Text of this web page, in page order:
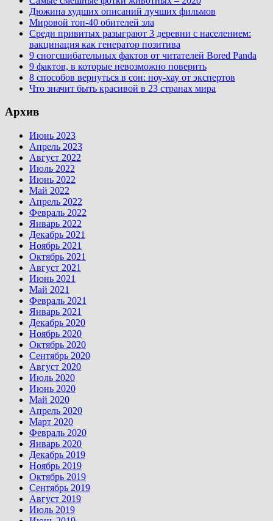
Дюжина худших описаний лучших фильмов
Мировой топ-40 обителей зла
Среди привитых разыграют 3 деревни с населением:
вакцинация как генератор позитива
9 сногсшибательных фактов от читателей Bored Panda
9 фактов, в которые невозможно поверить
8 способов вернуться в сон: ноу-хау от экспертов
Что значит быть красивой в 23 странах мира
Архив
Июнь 2023
Апрель 2023
Август 2022
Июль 2022
Июнь 2022
Май 2022
Апрель 2022
Февраль 2022
Январь 2022
Декабрь 2021
Ноябрь 2021
Октябрь 2021
Август 2021
Июнь 2021
Май 2021
Февраль 2021
Январь 2021
Декабрь 2020
Ноябрь 2020
Октябрь 2020
Сентябрь 2020
Август 2020
Июль 2020
Июнь 2020
Май 2020
Апрель 2020
Март 2020
Февраль 2020
Январь 2020
Декабрь 2019
Ноябрь 2019
Октябрь 2019
Сентябрь 2019
Август 2019
Июль 2019